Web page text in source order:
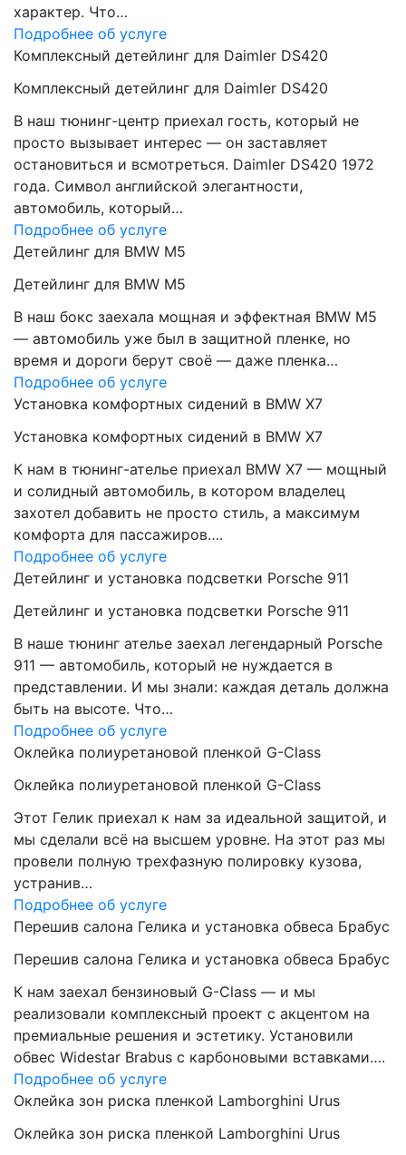
характер. Что…
Подробнее об услуге
Комплексный детейлинг для Daimler DS420
Комплексный детейлинг для Daimler DS420
В наш тюнинг-центр приехал гость, который не
просто вызывает интерес — он заставляет
остановиться и всмотреться. Daimler DS420 1972
года. Символ английской элегантности,
автомобиль, который…
Подробнее об услуге
Детейлинг для BMW M5
Детейлинг для BMW M5
В наш бокс заехала мощная и эффектная BMW M5
— автомобиль уже был в защитной пленке, но
время и дороги берут своё — даже пленка…
Подробнее об услуге
Установка комфортных сидений в BMW X7
Установка комфортных сидений в BMW X7
К нам в тюнинг-ателье приехал BMW X7 — мощный
и солидный автомобиль, в котором владелец
захотел добавить не просто стиль, а максимум
комфорта для пассажиров….
Подробнее об услуге
Детейлинг и установка подсветки Porsche 911
Детейлинг и установка подсветки Porsche 911
В наше тюнинг ателье заехал легендарный Porsche
911 — автомобиль, который не нуждается в
представлении. И мы знали: каждая деталь должна
быть на высоте. Что…
Подробнее об услуге
Оклейка полиуретановой пленкой G-Class
Оклейка полиуретановой пленкой G-Class
Этот Гелик приехал к нам за идеальной защитой, и
мы сделали всё на высшем уровне. На этот раз мы
провели полную трехфазную полировку кузова,
устранив…
Подробнее об услуге
Перешив салона Гелика и установка обвеса Брабус
Перешив салона Гелика и установка обвеса Брабус
К нам заехал бензиновый G-Class — и мы
реализовали комплексный проект с акцентом на
премиальные решения и эстетику. Установили
обвес Widestar Brabus с карбоновыми вставками….
Подробнее об услуге
Оклейка зон риска пленкой Lamborghini Urus
Оклейка зон риска пленкой Lamborghini Urus